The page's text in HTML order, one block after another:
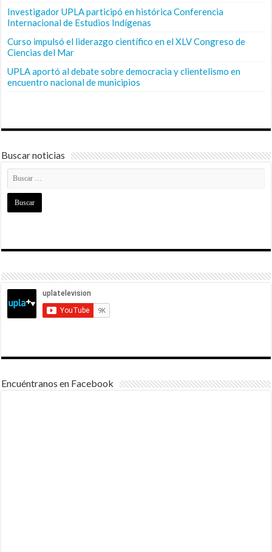
Investigador UPLA participó en histórica Conferencia
Internacional de Estudios Indígenas
Curso impulsó el liderazgo científico en el XLV Congreso de
Ciencias del Mar
UPLA aportó al debate sobre democracia y clientelismo en
encuentro nacional de municipios
Buscar noticias
Encuéntranos en Facebook